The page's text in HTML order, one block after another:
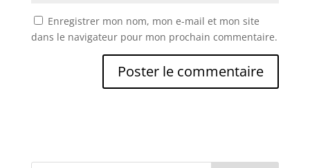
Enregistrer mon nom, mon e-mail et mon site
dans le navigateur pour mon prochain commentaire.